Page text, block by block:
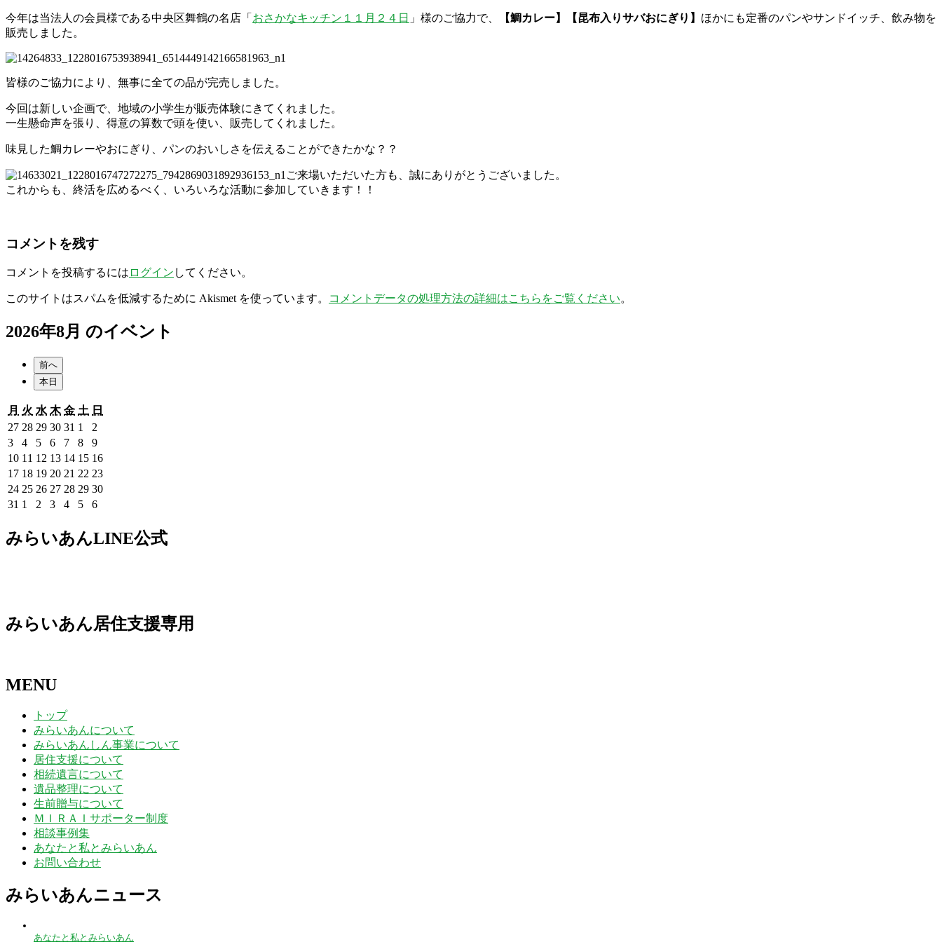
今年は当法人の会員様である中央区舞鶴の名店「 おさかなキッチン１１月２４日 」様のご協力で、 【鯛カレー】【昆布入りサバおにぎり】 ほかにも定番のパンやサンドイッチ、飲み物を
販売しました。
皆様のご協力により、無事に全ての品が完売しました。
今回は新しい企画で、地域の小学生が販売体験にきてくれました。
一生懸命声を張り、得意の算数で頭を使い、販売してくれました。
味見した鯛カレーやおにぎり、パンのおいしさを伝えることができたかな？？
ご来場いただいた方も、誠にありがとうございました。
これからも、終活を広めるべく、いろいろな活動に参加していきます！！
コメントを残す
コメントを投稿するには ログイン してください。
このサイトはスパムを低減するために Akismet を使っています。 コメントデータの処理方法の詳細はこちらをご覧ください。
2026年8月 のイベント
前へ
本日
月 月
曜
日
火 火
曜
日
水 水
曜
日
木木
曜
日
金金
曜
日
土 土
曜
日
日
272026
年
7
月
27
日
282026
年
7
月
28
日
292026
年
7
月
29
日
302026
年
7
月
30
日
31 2026
年
7
月
31
日
1
2026
年
8
月
1
日
2
年
8
月
2
日
32026
年
8
月
3
日
42026
年
8
月
4
日
52026
年
8
月
5
日
62026
年
8
月
6
日
72026
年
8
月
7
日
82026
年
8
月
8
日
92026
年
8
月
9
日
102026
年
8
月
10
11 2026
年
8
月
11
12 2026
年
8
月
12
132026
年
8
月
13
142026
年
8
月
14
152026
年
8
月
15
162026
8
172026
年
8
日
182026
年
8
日
192026
年
8
日
202026
年
日
21 2026
年
8
日
22 2026
年
8
日
232026
年
日
242026
年
月
24
252026
年
25
262026
年
26
272026
年
月
27
282026
年
月
28
292026
年
29
302026
30
31 2026
月
1
2026
9
月
2 2026
9
月
32026
月
42026
9
月
52026
9
月
62026
9
月
みらいあんLINE公式
みらいあん居住支援専用
MENU
トップ
みらいあんについて
みらいあんしん事業について
居住支援について
相続遺言について
遺品整理について
生前贈与について
ＭＩＲＡＩサポーター制度
相談事例集
あなたと私とみらいあん
お問い合わせ
みらいあんニュース
あなたと私とみらいあん